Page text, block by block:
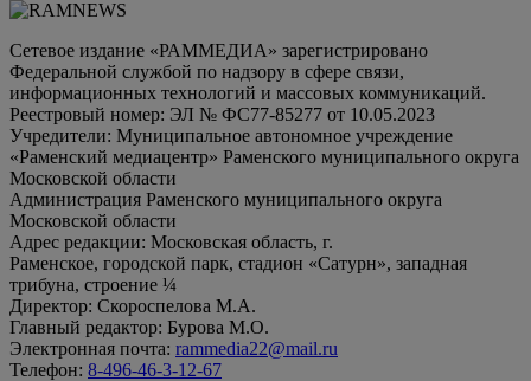
Сетевое издание «РАММЕДИА» зарегистрировано
Федеральной службой по надзору в сфере связи,
информационных технологий и массовых коммуникаций.
Реестровый номер: ЭЛ № ФС77-85277 от 10.05.2023
Учредители: Муниципальное автономное учреждение
«Раменский медиацентр» Раменского муниципального округа
Московской области
Администрация Раменского муниципального округа
Московской области
Адрес редакции: Московская область, г.
Раменское, городской парк, стадион «Сатурн», западная
трибуна, строение ¼
Директор: Скороспелова М.А.
Главный редактор: Бурова М.О.
Электронная почта: rammedia22@mail.ru
Телефон: 8-496-46-3-12-67